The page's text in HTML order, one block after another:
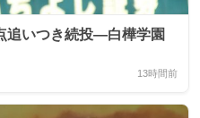
追いつき続投—白樺学園
13時間前